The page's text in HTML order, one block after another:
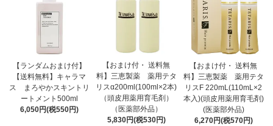
【ランダムおまけ付】
【送料無料】キャラマ
ス まろやかスキントリ
ートメント500ml
6,050円(税550円)
【おまけ付・ 送料無
料】三恵製薬 薬用テタ
リスα200ml(100ml×2本)
（頭皮用薬用育毛剤）
（医薬部外品）
5,830円(税530円)
【おまけ付・ 送料無
料】三恵製薬 薬用テタ
リスF 220mL(110mL×2
本入)(頭皮用薬用育毛剤)
(医薬部外品)
6,270円(税570円)